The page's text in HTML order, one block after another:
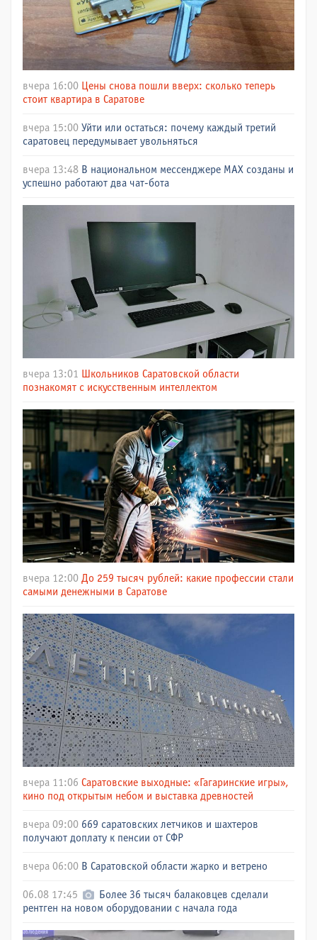
вчера 16:00 Цены снова пошли вверх: сколько теперь
стоит квартира в Саратове
вчера 15:00 Уйти или остаться: почему каждый третий
саратовец передумывает увольняться
вчера 13:48 В национальном мессенджере МАХ созданы и
успешно работают два чат-бота
вчера 13:01
Школьников Саратовской области
познакомят с искусственным интеллектом
вчера 12:00 До 259 тысяч рублей: какие профессии стали
самыми денежными в Саратове
вчера 11:06 Саратовские выходные: «Гагаринские игры»,
кино под открытым небом и выставка древностей
вчера 09:00 669 саратовских летчиков и шахтеров
получают доплату к пенсии от СФР
вчера 06:00 В Саратовской области жарко и ветрено
06.08 17:45
Более 36 тысяч балаковцев сделали
рентген на новом оборудовании с начала года